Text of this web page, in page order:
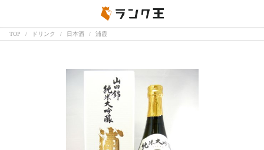
TOP ドリンク 日本酒 浦霞